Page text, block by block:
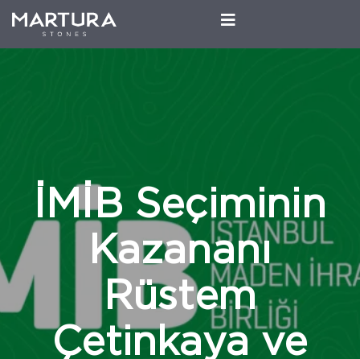
İMİB Seçiminin
Kazananı
Rüstem
Çetinkaya ve